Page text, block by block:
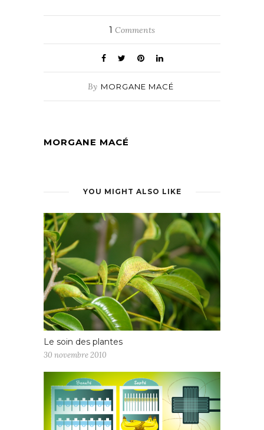
1 Comments
By MORGANE MACÉ
MORGANE MACÉ
YOU MIGHT ALSO LIKE
Le soin des plantes
30 novembre 2010